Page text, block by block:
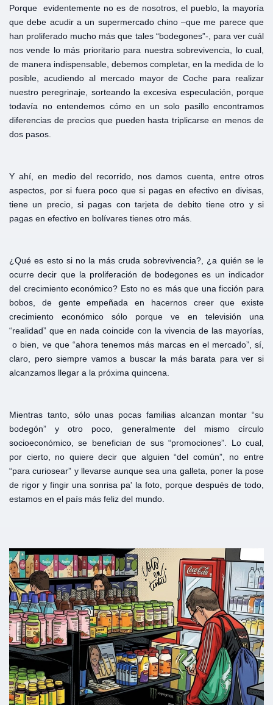
Porque evidentemente no es de nosotros, el pueblo, la mayoría
que debe acudir a un supermercado chino –que me parece que
han proliferado mucho más que tales “bodegones”-, para ver cuál
nos vende lo más prioritario para nuestra sobrevivencia, lo cual,
de manera indispensable, debemos completar, en la medida de lo
posible, acudiendo al mercado mayor de Coche para realizar
nuestro peregrinaje, sorteando la excesiva especulación, porque
todavía no entendemos cómo en un solo pasillo encontramos
diferencias de precios que pueden hasta triplicarse en menos de
dos pasos.
Y ahí, en medio del recorrido, nos damos cuenta, entre otros
aspectos, por si fuera poco que si pagas en efectivo en divisas,
tiene un precio, si pagas con tarjeta de debito tiene otro y si
pagas en efectivo en bolívares tienes otro más.
¿Qué es esto si no la más cruda sobrevivencia?, ¿a quién se le
ocurre decir que la proliferación de bodegones es un indicador
del crecimiento económico? Esto no es más que una ficción para
bobos, de gente empeñada en hacernos creer que existe
crecimiento económico sólo porque ve en televisión una
“realidad” que en nada coincide con la vivencia de las mayorías,
o bien, ve que “ahora tenemos más marcas en el mercado”, sí,
claro, pero siempre vamos a buscar la más barata para ver si
alcanzamos llegar a la próxima quincena.
Mientras tanto, sólo unas pocas familias alcanzan montar “su
bodegón” y otro poco, generalmente del mismo círculo
socioeconómico, se benefician de sus “promociones”. Lo cual,
por cierto, no quiere decir que alguien “del común”, no entre
“para curiosear” y llevarse aunque sea una galleta, poner la pose
de rigor y fingir una sonrisa paʹ la foto, porque después de todo,
estamos en el país más feliz del mundo.